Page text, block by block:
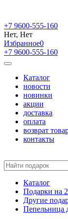
+7 9600-555-160
Нет, Нет
Избранное0
+7 9600-555-160
Каталог
новости
новинки
акции
доставка
оплата
возврат
контакты
Каталог
Подарки на
Другие
Пепельница